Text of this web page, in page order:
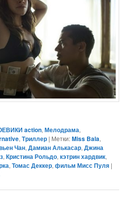
action,Мелодрама,
,Триллер | Метки:Miss Bala,
Чан,Дамиан Алькасар,Джина
,Кристина Рольдо,кэтрин хардвик,
,Томас Деккер,фильм Мисс Пуля |